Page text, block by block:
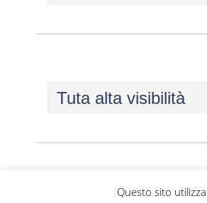
Tuta alta visibilità
Questo sito